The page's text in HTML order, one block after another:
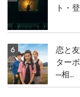
ト・
恋と
ター
─相...